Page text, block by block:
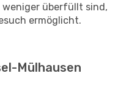
überfüllt sind,
ermöglicht.
Mülhausen